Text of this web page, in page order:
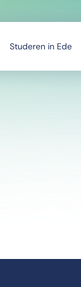
Studeren in Ede